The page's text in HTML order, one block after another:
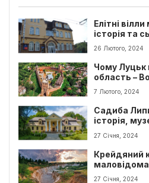
Елітні
історія та
26 Лютого, 2024
Чому Луцьк
область –
7 Лютого, 2024
Садиба
історія,
побачити
27 Січня, 2024
Крейдяний
маловідома
27 Січня, 2024